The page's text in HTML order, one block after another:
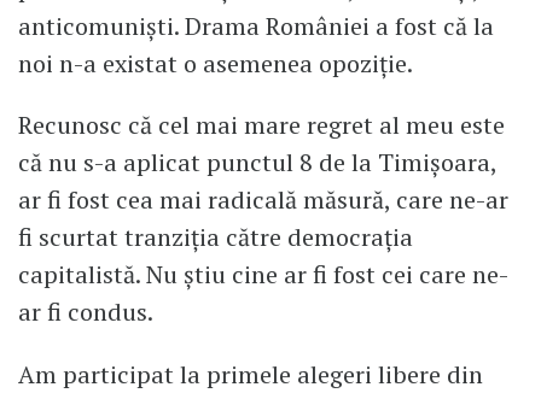
anticomuniști. Drama României a fost că la
noi n-a existat o asemenea opoziție.
Recunosc că cel mai mare regret al meu este
că nu s-a aplicat punctul 8 de la Timișoara,
ar fi fost cea mai radicală măsură, care ne-ar
fi scurtat tranziția către democrația
capitalistă. Nu știu cine ar fi fost cei care ne-
ar fi condus.
Am participat la primele alegeri libere din